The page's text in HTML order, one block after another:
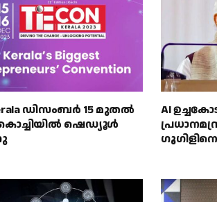
ഡിസംബർ 15 മുതൽ
കൊച്ചിയിൽ ഷെഡ്യൂൾ
AI